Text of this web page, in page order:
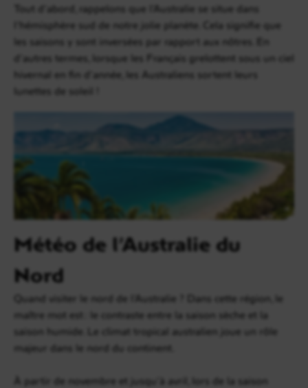
Tout d’abord, rappelons que l’Australie se situe dans
l’hémisphère sud de notre jolie planète. Cela signifie que
les saisons y sont inversées par rapport aux nôtres. En
d’autres termes, lorsque les Français grelottent sous un ciel
hivernal en fin d’année, les Australiens sortent leurs
lunettes de soleil !
Météo de l’Australie du
Nord
Quand visiter le nord de l’Australie ? Dans cette région, le
maître mot est : le contraste entre la saison sèche et la
saison humide. Le climat tropical australien joue un rôle
majeur dans le nord du continent.
À partir de novembre et jusqu’à avril, lors de la saison